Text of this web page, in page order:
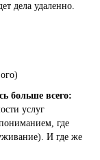
дела удаленно.
больше всего:
услуг
где
И где же